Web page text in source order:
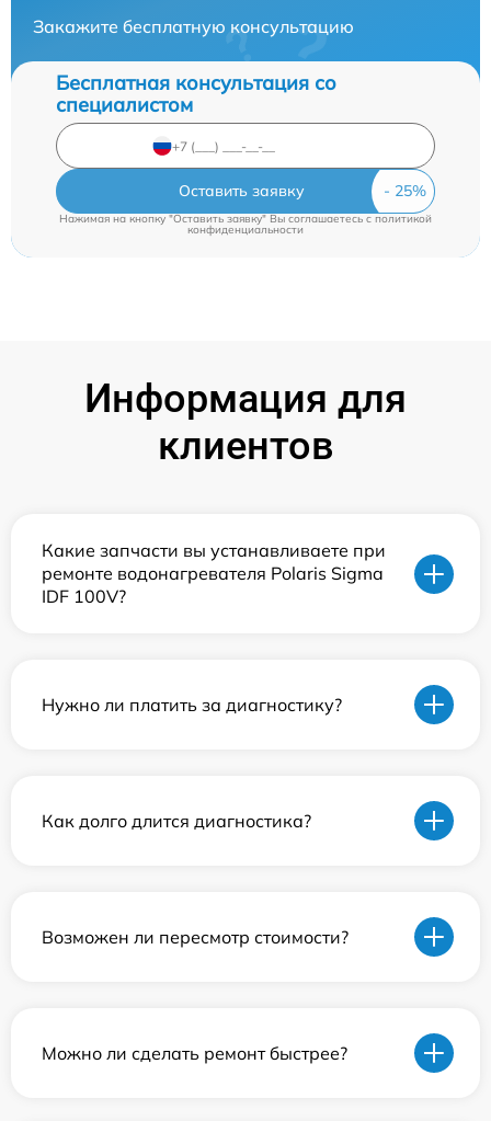
Закажите бесплатную консультацию
Бесплатная консультация со
специалистом
Оставить заявку
Нажимая на кнопку "Оставить заявку" Вы соглашаетесь cполитикой
конфиденциальности
Информация для
клиентов
Какие запчасти вы устанавливаете при
ремонте водонагревателя Polaris Sigma
IDF 100V?
Нужно ли платить за диагностику?
Как долго длится диагностика?
Возможен ли пересмотр стоимости?
Можно ли сделать ремонт быстрее?